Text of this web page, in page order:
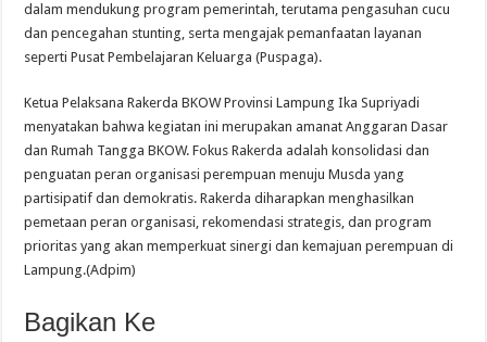
dalam mendukung program pemerintah, terutama pengasuhan cucu
dan pencegahan stunting, serta mengajak pemanfaatan layanan
seperti Pusat Pembelajaran Keluarga (Puspaga).
Ketua Pelaksana Rakerda BKOW Provinsi Lampung Ika Supriyadi
menyatakan bahwa kegiatan ini merupakan amanat Anggaran Dasar
dan Rumah Tangga BKOW. Fokus Rakerda adalah konsolidasi dan
penguatan peran organisasi perempuan menuju Musda yang
partisipatif dan demokratis. Rakerda diharapkan menghasilkan
pemetaan peran organisasi, rekomendasi strategis, dan program
prioritas yang akan memperkuat sinergi dan kemajuan perempuan di
Lampung.(Adpim)
Bagikan Ke